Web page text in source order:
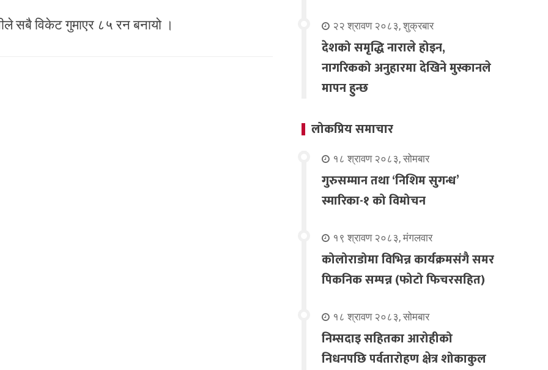
सबै विकेट गुमाएर ८५ रन बनायो । २२ श्रावण २०८३, शुक्रबार
देशको समृद्धि नाराले होइन,
नागरिकको अनुहारमा देखिने मुस्कानले
मापन हुन्छ
लोकप्रिय समाचार
१८ श्रावण २०८३, सोमबार
गुरुसम्मान तथा ‘निशिम सुगन्ध’
स्मारिका-१ को विमोचन
१९ श्रावण २०८३, मंगलवार
कोलोराडोमा विभिन्न कार्यक्रमसंगै समर
पिकनिक सम्पन्न (फोटो फिचरसहित)
१८ श्रावण २०८३, सोमबार
निम्सदाइ सहितका आरोहीको
निधनपछि पर्वतारोहण क्षेत्र शोकाकुल